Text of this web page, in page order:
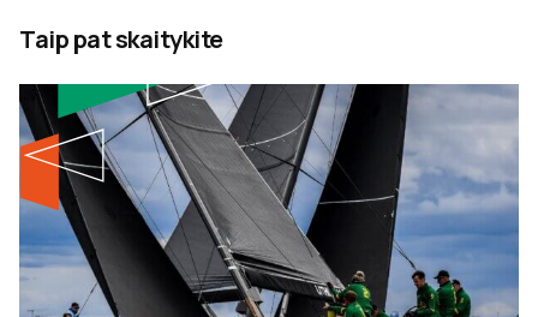
Taip pat skaitykite